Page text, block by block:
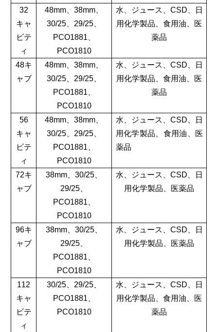
32
キャ
ビテ
ィ
48mm、38mm、
30/25、29/25、
PCO1881、
PCO1810
水、ジュース、CSD、日
用化学製品、食用油、医
薬品
48キ
ャブ
48mm、38mm、
30/25、29/25、
PCO1881、
PCO1810
水、ジュース、CSD、日
用化学製品、食用油、医
薬品
56
キャ
ビテ
ィ
48mm、38mm、
30/25、29/25、
PCO1881、
PCO1810
水、ジュース、CSD、日
用化学製品、食用油、医
薬品
72キ
ャブ
38mm、30/25、
29/25、
PCO1881、
PCO1810
水、ジュース、CSD、日
用化学製品、医薬品
96キ
ャブ
38mm、30/25、
29/25、
PCO1881、
PCO1810
水、ジュース、CSD、日
用化学製品、医薬品
112
キャ
ビテ
ィ
30/25、29/25、
PCO1881、
PCO1810
水、ジュース、CSD、日
用化学製品、食用油、医
薬品